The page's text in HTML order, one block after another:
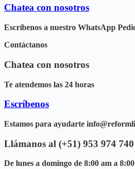
Chatea con nosotros
Escríbenos a nuestro WhatsApp
Contáctanos
Chatea con nosotros
Te atendemos las 24 horas
Escríbenos
Estamos para ayudarte
Llámanos al (+51) 953 974 740
De lunes a domingo de 8:00 am a